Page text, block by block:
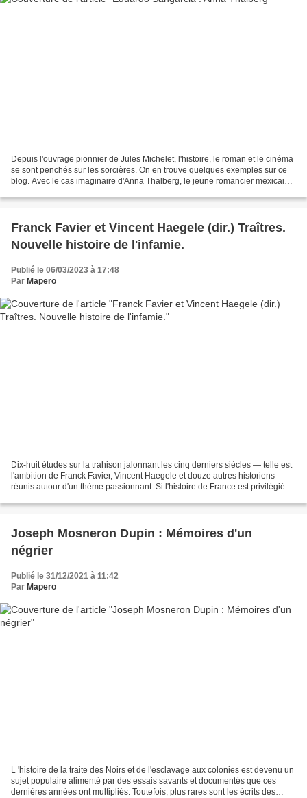
Depuis l'ouvrage pionnier de Jules Michelet, l'histoire, le roman et le cinéma
se sont penchés sur les sorcières. On en trouve quelques exemples sur ce
blog. Avec le cas imaginaire d'Anna Thalberg, le jeune romancier mexicain
Franck Favier et Vincent Haegele (dir.) Traîtres.
Nouvelle histoire de l'infamie.
Publié le 06/03/2023 à 17:48
Par Mapero
Dix-huit études sur la trahison jalonnant les cinq derniers siècles — telle est
l'ambition de Franck Favier, Vincent Haegele et douze autres historiens
réunis autour d'un thème passionnant. Si l'histoire de France est privilégiée
Joseph Mosneron Dupin : Mémoires d'un
négrier
Publié le 31/12/2021 à 11:42
Par Mapero
L 'histoire de la traite des Noirs et de l'esclavage aux colonies est devenu un
sujet populaire alimenté par des essais savants et documentés que ces
dernières années ont multipliés. Toutefois, plus rares sont les écrits des